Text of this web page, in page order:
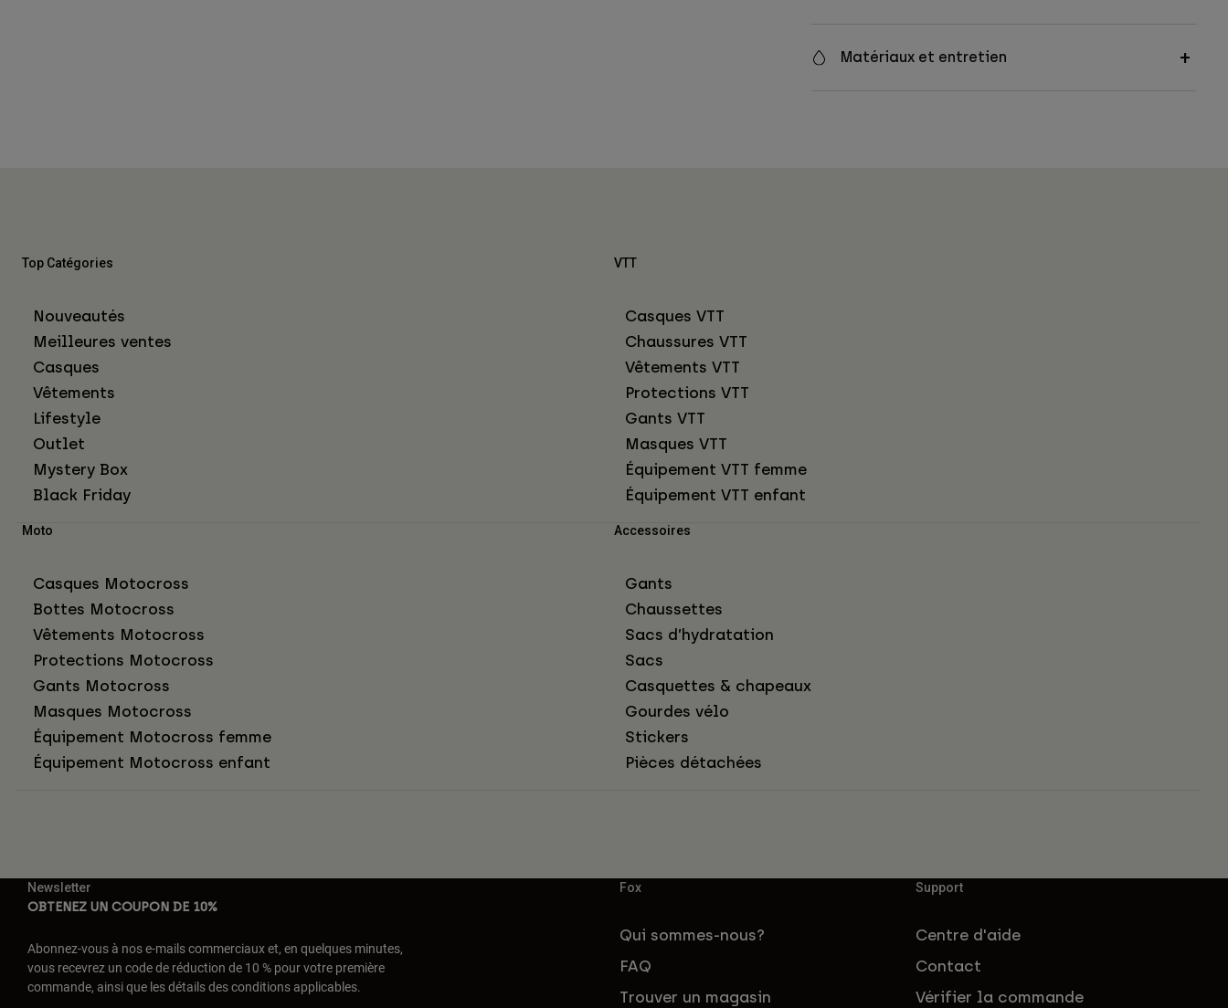
Matériaux et entretien
Top Catégories
Nouveautés
Meilleures ventes
Casques
Vêtements
Lifestyle
Outlet
Mystery Box
Black Friday
VTT
Casques VTT
Chaussures VTT
Vêtements VTT
Protections VTT
Gants VTT
Masques VTT
Équipement VTT femme
Équipement VTT enfant
Moto
Casques Motocross
Bottes Motocross
Vêtements Motocross
Protections Motocross
Gants Motocross
Masques Motocross
Équipement Motocross femme
Équipement Motocross enfant
Accessoires
Gants
Chaussettes
Sacs d’hydratation
Sacs
Casquettes & chapeaux
Gourdes vélo
Stickers
Pièces détachées
Newsletter
OBTENEZ UN COUPON DE 10%
Abonnez-vous à nos e-mails commerciaux et, en quelques minutes,
vous recevrez un code de réduction de 10 % pour votre première
commande, ainsi que les détails des conditions applicables.
Fox
Qui sommes-nous?
FAQ
Trouver un magasin
Support
Centre d'aide
Contact
Vérifier la commande